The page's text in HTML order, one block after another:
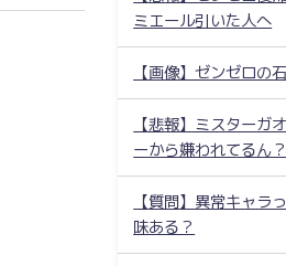
ミエール引いた人へ
【画像】ゼンゼロの
【悲報】ミスターガ
ーから嫌われてるん？
【質問】異常キャラ
味ある？